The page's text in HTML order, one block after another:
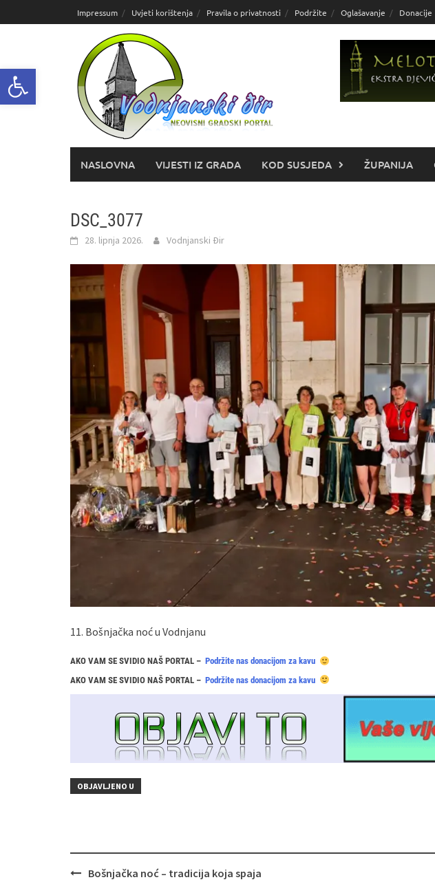
Open toolbar
do
Impressum Uvjeti korištenja Pravila o privatnosti Podržite Oglašavanje Donacije
NASLOVNA VIJESTI IZ GRADA KOD SUSJEDA ŽUPANIJA
DSC_3077
28. lipnja 2026. Vodnjanski Đir
11. Bošnjačka noć u Vodnjanu
AKO VAM SE SVIDIO NAŠ PORTAL – Podržite nas donacijom za kavu
AKO VAM SE SVIDIO NAŠ PORTAL – Podržite nas donacijom za kavu
OBJAVLJENO U
Navigacija
Bošnjačka noć – tradicija koja spaja